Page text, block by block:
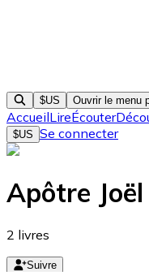
$US Ouvrir le menu
AccueilLireÉcouter
$US Se connecter
Apôtre Joël
2 livres
Suivre